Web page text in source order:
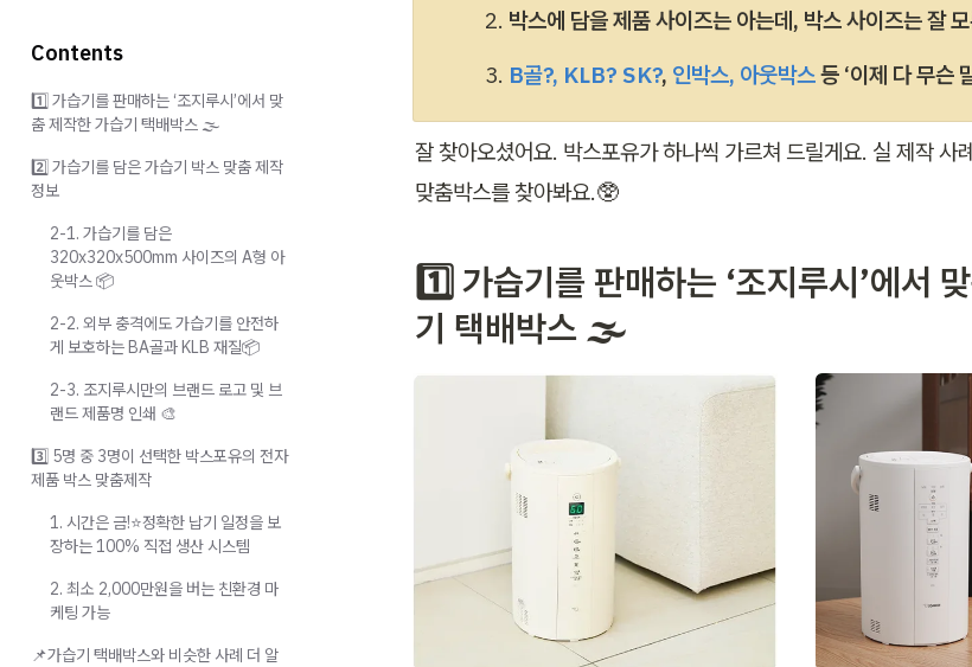
박스에 담을 제품 사이즈는 아는데, 박스 사이즈는 잘
B골?, KLB? SK?, 인박스, 아웃박스 등 ‘이제 다 무슨
잘 찾아오셨어요. 박스포유가 하나씩 가르쳐 드릴게요. 실 제작 사
맞춤박스를 찾아봐요.🥸
1️⃣ 가습기를 판매하는 ‘조지루시’에서
기 택배박스 🌫️
Contents
1️⃣ 가습기를 판매하는 ‘조지루시’에서 맞
춤 제작한 가습기 택배박스 🌫️
2️⃣ 가습기를 담은 가습기 박스 맞춤 제작
정보
2-1. 가습기를 담은
320x320x500mm 사이즈의 A형 아
웃박스 📦
2-2. 외부 충격에도 가습기를 안전하
게 보호하는 BA골과 KLB 재질📦
2-3. 조지루시만의 브랜드 로고 및 브
랜드 제품명 인쇄 🎨
3️⃣ 5명 중 3명이 선택한 박스포유의 전자
제품 박스 맞춤제작
1. 시간은 금!⭐정확한 납기 일정을 보
장하는 100% 직접 생산 시스템
2. 최소 2,000만원을 버는 친환경 마
케팅 가능
📌가습기 택배박스와 비슷한 사례 더 알